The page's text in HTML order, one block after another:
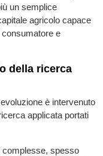
un semplice
agricolo capace
consumatore e
della ricerca
è intervenuto
applicata portati
complesse, spesso